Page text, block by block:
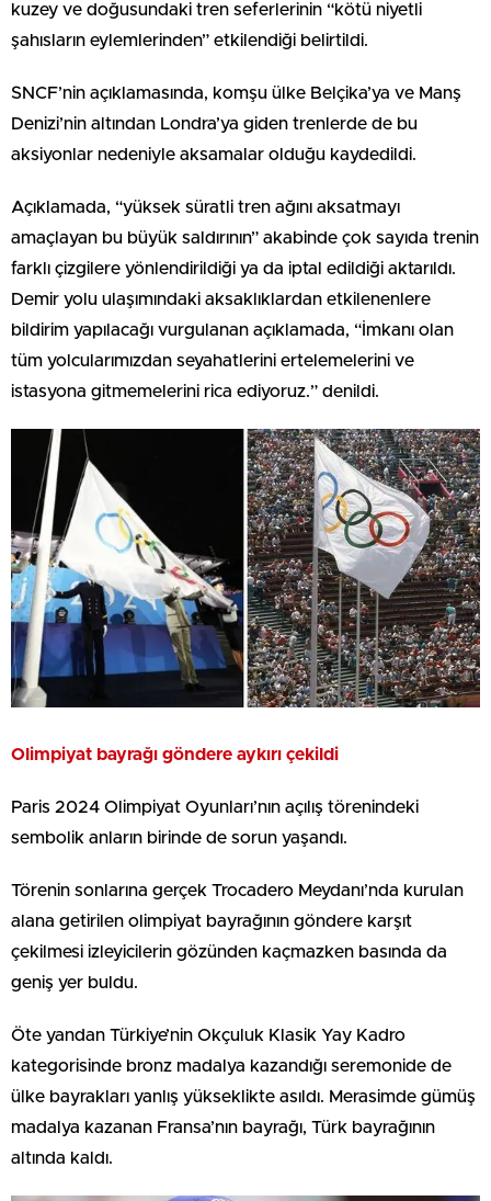
kuzey ve doğusundaki tren seferlerinin “kötü niyetli
şahısların eylemlerinden” etkilendiği belirtildi.
SNCF’nin açıklamasında, komşu ülke Belçika’ya ve Manş
Denizi’nin altından Londra’ya giden trenlerde de bu
aksiyonlar nedeniyle aksamalar olduğu kaydedildi.
Açıklamada, “yüksek süratli tren ağını aksatmayı
amaçlayan bu büyük saldırının” akabinde çok sayıda trenin
farklı çizgilere yönlendirildiği ya da iptal edildiği aktarıldı.
Demir yolu ulaşımındaki aksaklıklardan etkilenenlere
bildirim yapılacağı vurgulanan açıklamada, “İmkanı olan
tüm yolcularımızdan seyahatlerini ertelemelerini ve
istasyona gitmemelerini rica ediyoruz.” denildi.
Olimpiyat bayrağı göndere aykırı çekildi
Paris 2024 Olimpiyat Oyunları’nın açılış törenindeki
sembolik anların birinde de sorun yaşandı.
Törenin sonlarına gerçek Trocadero Meydanı’nda kurulan
alana getirilen olimpiyat bayrağının göndere karşıt
çekilmesi izleyicilerin gözünden kaçmazken basında da
geniş yer buldu.
Öte yandan Türkiye’nin Okçuluk Klasik Yay Kadro
kategorisinde bronz madalya kazandığı seremonide de
ülke bayrakları yanlış yükseklikte asıldı. Merasimde gümüş
madalya kazanan Fransa’nın bayrağı, Türk bayrağının
altında kaldı.